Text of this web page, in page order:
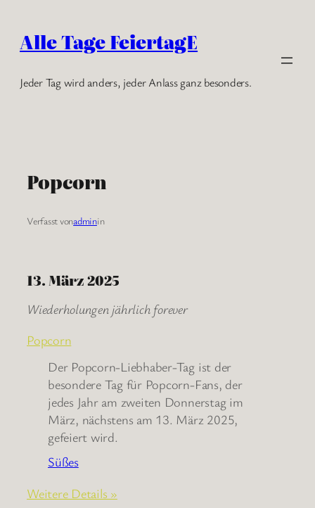
Inhalt
springen
Alle Tage FeiertagE
Jeder Tag wird anders, jeder Anlass ganz besonders.
Popcorn
Verfasst vonadminin
13. März 2025
Wiederholungen jährlich forever
Popcorn
Der Popcorn-Liebhaber-Tag ist der
besondere Tag für Popcorn-Fans, der
jedes Jahr am zweiten Donnerstag im
März, nächstens am 13. März 2025,
gefeiert wird.
Süßes
Weitere Details »